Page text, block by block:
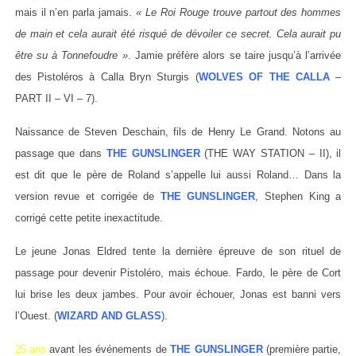
mais il n’en parla jamais.« Le Roi Rouge trouve partout des hommes
de main et cela aurait été risqué de dévoiler ce secret. Cela aurait pu
être su à Tonnefoudre ». Jamie préfère alors se taire jusqu’à l’arrivée
des Pistoléros à Calla Bryn Sturgis (WOLVES OF THE CALLA–
PART II – VI – 7).
Naissance de Steven Deschain, fils de Henry Le Grand. Notons au
passage que dans THE GUNSLINGER(THE WAY STATION – II), il
est dit que le père de Roland s’appelle lui aussi Roland… Dans la
version revue et corrigée de THE GUNSLINGER, Stephen King a
corrigé cette petite inexactitude.
Le jeune Jonas Eldred tente la dernière épreuve de son rituel de
passage pour devenir Pistoléro, mais échoue. Fardo, le père de Cort
lui brise les deux jambes. Pour avoir échouer, Jonas est banni vers
l’Ouest. (WIZARD AND GLASS).
25 ans avant les événements deTHE GUNSLINGER(première partie,